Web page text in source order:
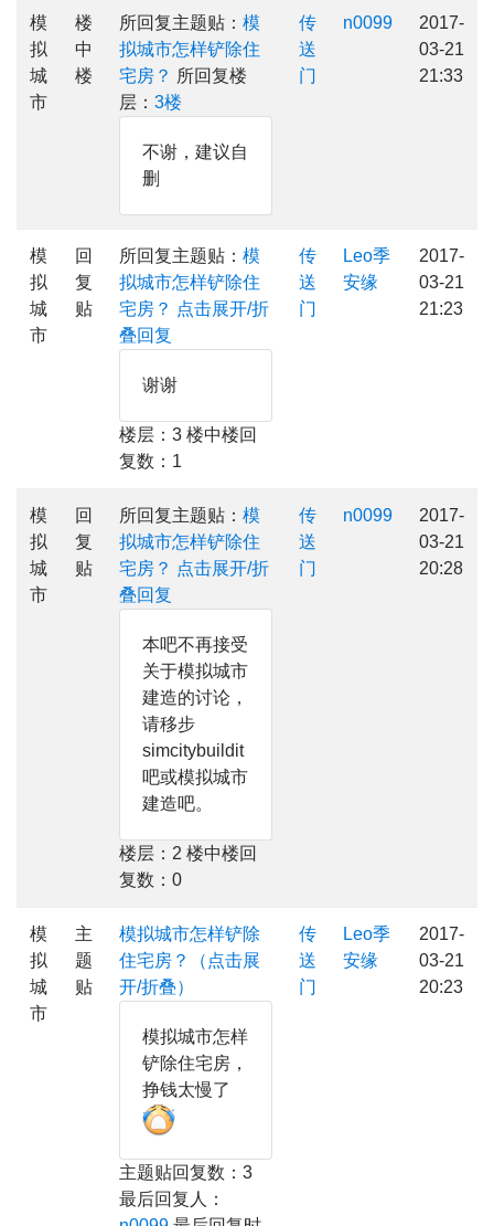
模
拟
城
市
楼
中
楼
所回复主题贴： 模
拟城市怎样铲除住
宅房？ 所回复楼
层： 3楼
不谢，建议自
删
传
送
门
n0099
2017-
03-21
21:33
模
拟
城
市
回
复
贴
所回复主题贴： 模
拟城市怎样铲除住
宅房？ 点击展开/折
叠回复
谢谢
楼层：3 楼中楼回
复数：1
传
送
门
Leo季
安缘
2017-
03-21
21:23
模
拟
城
市
回
复
贴
所回复主题贴： 模
拟城市怎样铲除住
宅房？ 点击展开/折
叠回复
本吧不再接受
关于模拟城市
建造的讨论，
请移步
simcitybuildit
吧或模拟城市
建造吧。
楼层：2 楼中楼回
复数：0
传
送
门
n0099
2017-
03-21
20:28
模
拟
城
市
主
题
贴
模拟城市怎样铲除
住宅房？（点击展
开/折叠）
模拟城市怎样
铲除住宅房，
挣钱太慢了
主题贴回复数：3
最后回复人：
传
送
门
Leo季
安缘
2017-
03-21
20:23